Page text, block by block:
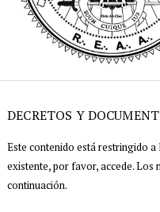
DECRETOS Y
Este contenido está restringido
existente, por favor, accede. Los
continuación.